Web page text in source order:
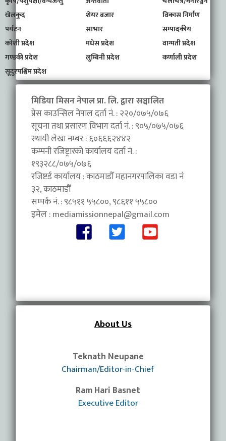
खेलकुद
शेयर बजार
विकास निर्माण
पर्यटन
साभार
सम्पादकीय
कोशी प्रदेश
मधेस प्रदेश
वाग्मती प्रदेश
गण्डकी प्रदेश
लुम्बिनी प्रदेश
कर्णाली प्रदेश
सूदुरपश्चिम प्रदेश
मिडिया मिसन नेपाल प्रा. लि. द्वारा सञ्चालित
प्रेस काउन्सिल नेपाल दर्ता नं. : २२०/०७५/०७६
सूचना तथा प्रसारण विभाग दर्ता नं. : ९०५/०७५/०७६
स्थायी लेखा नम्बर : ६०६६६२४४२
कम्पनी रजिष्ट्रारको कार्यालय दर्ता नं. :
१९३२८८/०७५/०७६
रजिष्टर्ड कार्यालय : काठमाडौँ महानगरपालिका वडा नंं
३२, काठमाडौँ
सम्पर्क नं. : ९८५११ ५५८००, ९८६११ ५५८००
इमेल :mediamissionnepal@gmail.com
About Us
Teknath Neupane
Chairman/Editor-in-Chief
Ram Hari Basnet
Executive Editor